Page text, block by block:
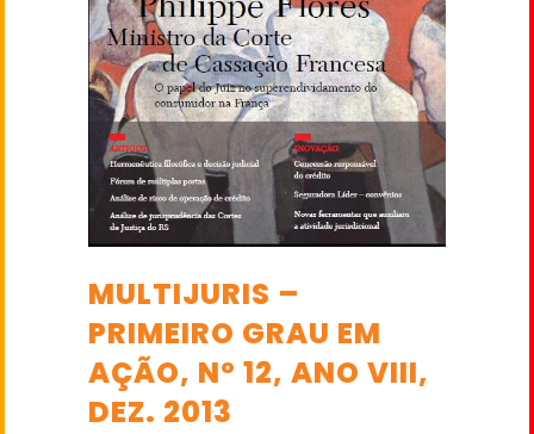
MULTIJURIS –
PRIMEIRO GRAU EM
AÇÃO, Nº 12, ANO VIII,
DEZ. 2013